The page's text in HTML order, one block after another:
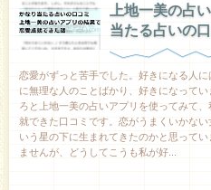
上地一美の占
当たる占いの
恋愛がずっと苦手でした。好きになる人
に無理な人のことばかり、好きになって
ろと上地一美の占いアプリを使ってみて
就できた口コミです。恋がうまくいかな
いう星の下に生まれてきたのかと思って
ませんが、どうしてこうも私が好...